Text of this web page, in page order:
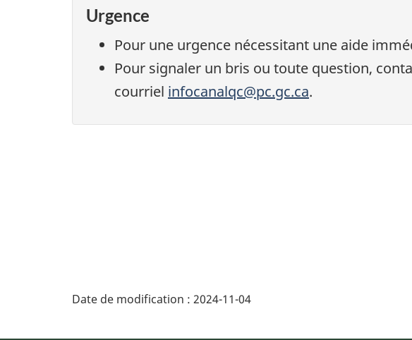
Urgence
Pour une urgence nécessitant une aide
Pour signaler un bris ou toute question,
courriel infocanalqc@pc.gc.ca.
Date de modification : 2024-11-04